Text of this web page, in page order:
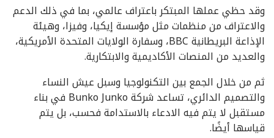
وقد حظي عملها المبتكر باعتراف عالمي، بما في ذلك الدعم
والاعتراف من منظمات مثل مؤسسة إيكيا، وفيزا، وهيئة
الإذاعة البريطانية BBC، وسفارة الولايات المتحدة الأمريكية،
والعديد من المنصات الأكاديمية والابتكارية.
ثم من خلال الجمع بين التكنولوجيا وسبل عيش النساء
والتصميم الدائري، تساعد شركة Bunko Junko في بناء
مستقبل لا يتم فيه الادعاء بالاستدامة فحسب، بل يتم
قياسها أيضًا.